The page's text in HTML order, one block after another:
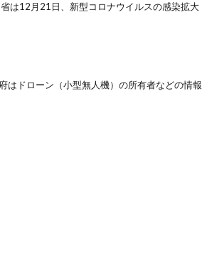
は12月21日、新型コロナウイルスの感染拡大
はドローン（小型無人機）の所有者などの情報